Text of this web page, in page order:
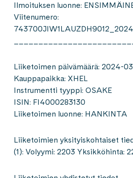
Ilmoituksen luonne:
Viitenumero:
Liiketoimen päivämäärä: 2024-
Kauppapaikka: XHEL
Instrumentti tyyppi: OSAKE
ISIN: FI4000283130
Liiketoimen luonne: HANKINTA
Liiketoimien yksityiskohtaiset
(1): Volyymi: 2203 Yksikköhinta: